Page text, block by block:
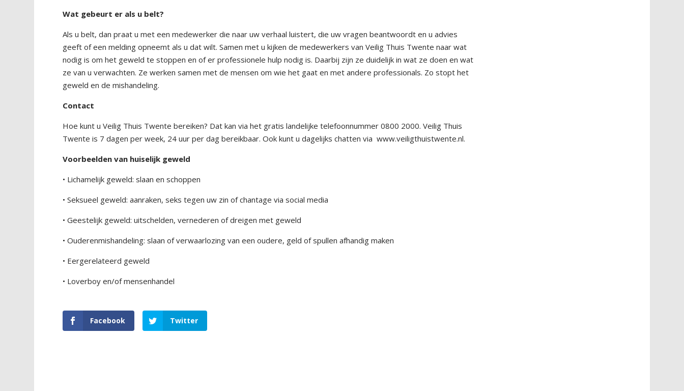
Wat gebeurt er als u belt?
Als u belt, dan praat u met een medewerker die naar uw verhaal luistert, die uw vragen beantwoordt en u advies
geeft of een melding opneemt als u dat wilt. Samen met u kijken de medewerkers van Veilig Thuis Twente naar wat
nodig is om het geweld te stoppen en of er professionele hulp nodig is. Daarbij zijn ze duidelijk in wat ze doen en wat
ze van u verwachten. Ze werken samen met de mensen om wie het gaat en met andere professionals. Zo stopt het
geweld en de mishandeling.
Contact
Hoe kunt u Veilig Thuis Twente bereiken? Dat kan via het gratis landelijke telefoonnummer 0800 2000. Veilig Thuis
Twente is 7 dagen per week, 24 uur per dag bereikbaar. Ook kunt u dagelijks chatten via www.veiligthuistwente.nl.
Voorbeelden van huiselijk geweld
• Lichamelijk geweld: slaan en schoppen
• Seksueel geweld: aanraken, seks tegen uw zin of chantage via social media
• Geestelijk geweld: uitschelden, vernederen of dreigen met geweld
• Ouderenmishandeling: slaan of verwaarlozing van een oudere, geld of spullen afhandig maken
• Eergerelateerd geweld
• Loverboy en/of mensenhandel
Facebook Twitter